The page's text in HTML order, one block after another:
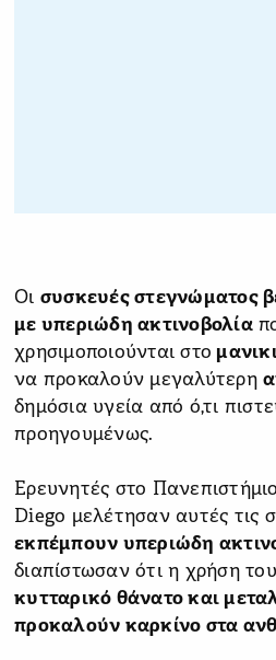
Οι συσκευές στεγνώματος
με υπεριώδη ακτινοβολία
χρησιμοποιούνται στο
να προκαλούν μεγαλύτερη
δημόσια υγεία από ό,τι
προηγουμένως.
Ερευνητές στο
Diego μελέτησαν αυτές τις
εκπέμπουν υπεριώδη
διαπίστωσαν ότι η χρήση
κυτταρικό θάνατο και
προκαλούν καρκίνο στα